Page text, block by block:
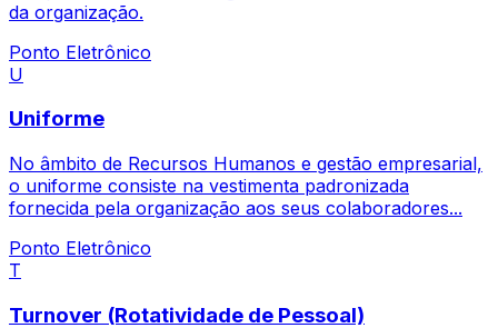
da organização.
Ponto Eletrônico
U
Uniforme
No âmbito de Recursos Humanos e gestão empresarial,
o uniforme consiste na vestimenta padronizada
fornecida pela organização aos seus colaboradores...
Ponto Eletrônico
T
Turnover (Rotatividade de Pessoal)